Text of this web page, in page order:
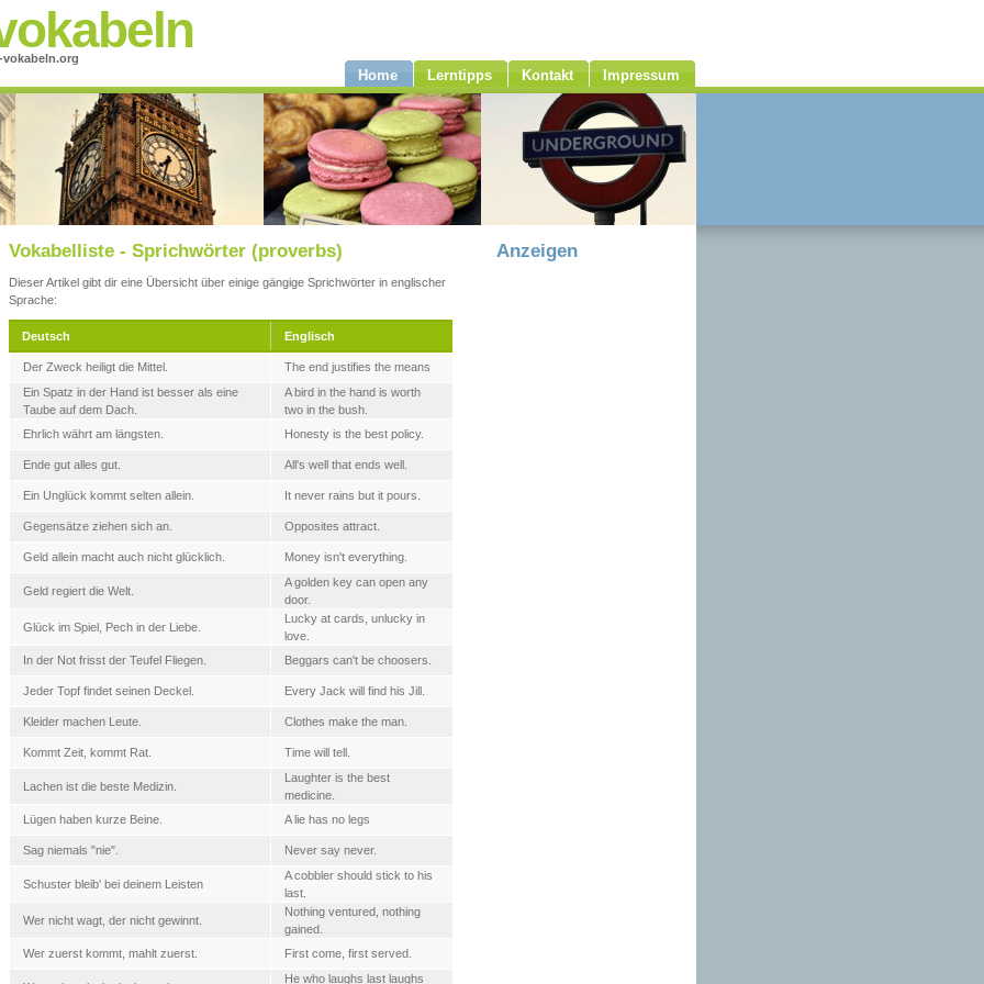
Home Lerntipps Kontakt Impressum
Vokabelliste - Sprichwörter (proverbs)
Dieser Artikel gibt dir eine Übersicht über einige gängige Sprichwörter in englischer
Sprache:
Deutsch Englisch
Der Zweck heiligt die Mittel.
The end justifies the means
Ein Spatz in der Hand ist besser als eine
Taube auf dem Dach.
A bird in the hand is worth
two in the bush.
Ehrlich währt am längsten.
Honesty is the best policy.
Ende gut alles gut. All's well that ends well.
Ein Unglück kommt selten allein. It never rains but it pours.
Gegensätze ziehen sich an. Opposites attract.
Geld allein macht auch nicht glücklich. Money isn't everything.
Geld regiert die Welt.
A golden key can open any
door.
Glück im Spiel, Pech in der Liebe.
Lucky at cards, unlucky in
love.
In der Not frisst der Teufel Fliegen.
Beggars can't be choosers.
Jeder Topf findet seinen Deckel. Every Jack will find his Jill.
Kleider machen Leute. Clothes make the man.
Kommt Zeit, kommt Rat. Time will tell.
Lachen ist die beste Medizin.
Laughter is the best
medicine.
Lügen haben kurze Beine.
A lie has no legs
Sag niemals "nie". Never say never.
Schuster bleib' bei deinem Leisten
A cobbler should stick to his
last.
Wer nicht wagt, der nicht gewinnt.
Nothing ventured, nothing
gained.
Wer zuerst kommt, mahlt zuerst.
First come, first served.
He who laughs last laughs
Anzeigen